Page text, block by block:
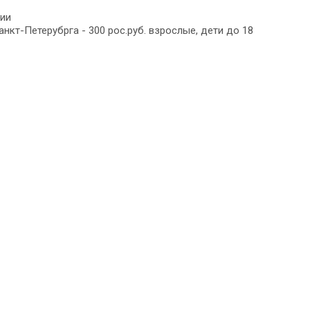
Петерубрга - 300 рос.руб. взрослые, дети до 18